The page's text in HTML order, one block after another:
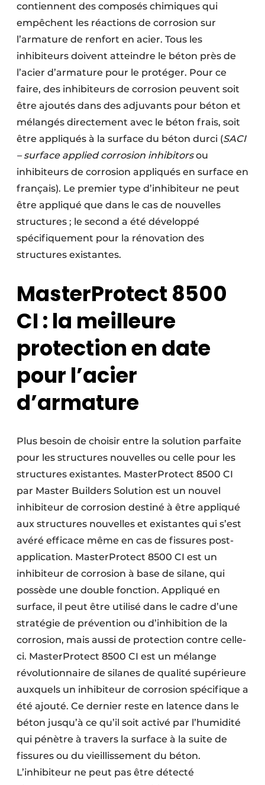
contiennent des composés chimiques qui
empêchent les réactions de corrosion sur
l’armature de renfort en acier. Tous les
inhibiteurs doivent atteindre le béton près de
l’acier d’armature pour le protéger. Pour ce
faire, des inhibiteurs de corrosion peuvent soit
être ajoutés dans des adjuvants pour béton et
mélangés directement avec le béton frais, soit
être appliqués à la surface du béton durci (SACI
– surface applied corrosion inhibitorsou
inhibiteurs de corrosion appliqués en surface en
français). Le premier type d’inhibiteur ne peut
être appliqué que dans le cas de nouvelles
structures ; le second a été développé
spécifiquement pour la rénovation des
structures existantes.
MasterProtect 8500
CI : la meilleure
protection en date
pour l’acier
d’armature
Plus besoin de choisir entre la solution parfaite
pour les structures nouvelles ou celle pour les
structures existantes. MasterProtect 8500 CI
par Master Builders Solution est un nouvel
inhibiteur de corrosion destiné à être appliqué
aux structures nouvelles et existantes qui s’est
avéré efficace même en cas de fissures post-
application. MasterProtect 8500 CI est un
inhibiteur de corrosion à base de silane, qui
possède une double fonction. Appliqué en
surface, il peut être utilisé dans le cadre d’une
stratégie de prévention ou d’inhibition de la
corrosion, mais aussi de protection contre celle-
ci. MasterProtect 8500 CI est un mélange
révolutionnaire de silanes de qualité supérieure
auxquels un inhibiteur de corrosion spécifique a
été ajouté. Ce dernier reste en latence dans le
béton jusqu’à ce qu’il soit activé par l’humidité
qui pénètre à travers la surface à la suite de
fissures ou du vieillissement du béton.
L’inhibiteur ne peut pas être détecté